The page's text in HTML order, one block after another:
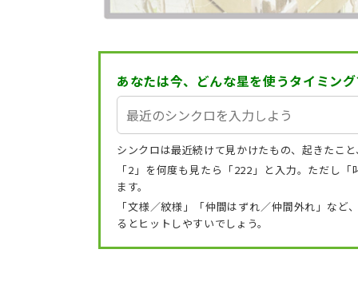
あなたは今、どんな星を使うタイミン
シンクロは最近続けて見かけたもの、起きたこ
「2」を何度も見たら「222」と入力。ただし
ます。
「文様／紋様」「仲間はずれ／仲間外れ」など
るとヒットしやすいでしょう。